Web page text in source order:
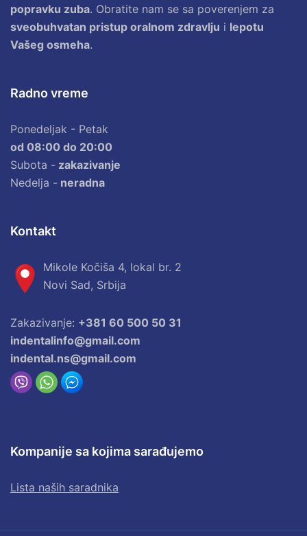
popravku zuba. Obratite nam se sa poverenjem za
sveobuhvatan pristup oralnom zdravlju i lepotu
Vašeg osmeha.
Radno vreme
Ponedeljak - Petak
od 08:00 do 20:00
Subota - zakazivanje
Nedelja - neradna
Kontakt
Mikole Kočiša 4, lokal br. 2
Novi Sad, Srbija
Zakazivanje: +381 60 500 50 31
indentalinfo@gmail.com
indental.ns@gmail.com
Kompanije sa kojima sarađujemo
Lista naših saradnika